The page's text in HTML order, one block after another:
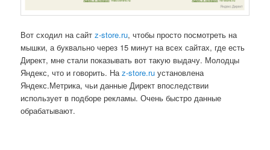
Вот сходил на сайтz-store.ru, чтобы просто посмотреть на
мышки, а буквально через 15 минут на всех сайтах, где есть
Директ, мне стали показывать вот такую выдачу. Молодцы
Яндекс, что и говорить. Наz-store.ru установлена
Яндекс.Метрика, чьи данные Директ впоследствии
использует в подборе рекламы. Очень быстро данные
обрабатывают.